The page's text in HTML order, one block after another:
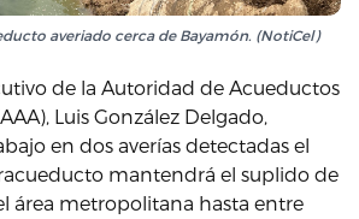
averiado cerca de Bayamón. (NotiCel)
de la Autoridad de Acueductos
Luis González Delgado,
en dos averías detectadas el
mantendrá el suplido de
área metropolitana hasta entre